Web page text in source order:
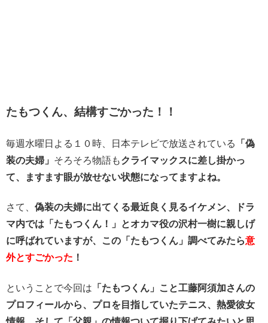
たもつくん、結構すごかった！！
毎週水曜日よる１０時、日本テレビで放送されている
「偽
装の夫婦」 そろそろ物語もクライマックスに差し掛かっ
て、ますます眼が放せない状態になってますよね。
さて、 偽装の夫婦に出てくる最近良く見るイケメン、ドラ
マ内では「たもつくん！」とオカマ役の沢村一樹に親しげ
に呼ばれていますが、この「たもつくん」調べてみたら意
外とすごかった ！
ということで今回は 「たもつくん」こと工藤阿須加さんの
プロフィールから、プロを目指していたテニス、熱愛彼女